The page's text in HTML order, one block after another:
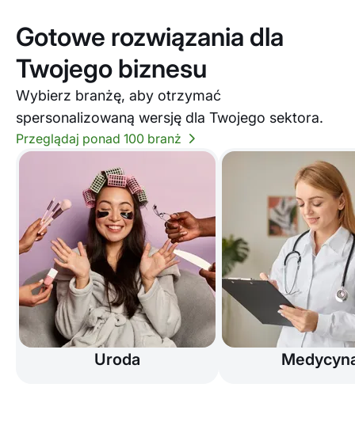
Gotowe rozwiązania dla
Twojego biznesu
Wybierz branżę, aby otrzymać
spersonalizowaną wersję dla Twojego sektora.
Przeglądaj ponad 100 branż
Uroda